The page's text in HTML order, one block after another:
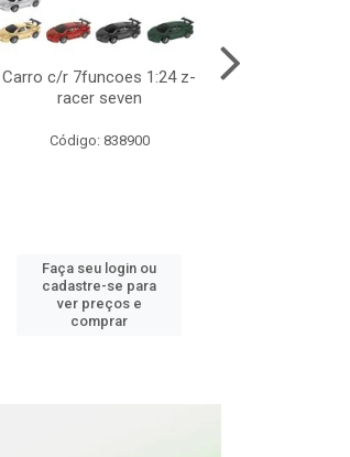
Carro c/r 7funcoes 1:24 z-
racer seven
Código: 838900
Faça seu login ou
cadastre-se para
ver preços e
comprar